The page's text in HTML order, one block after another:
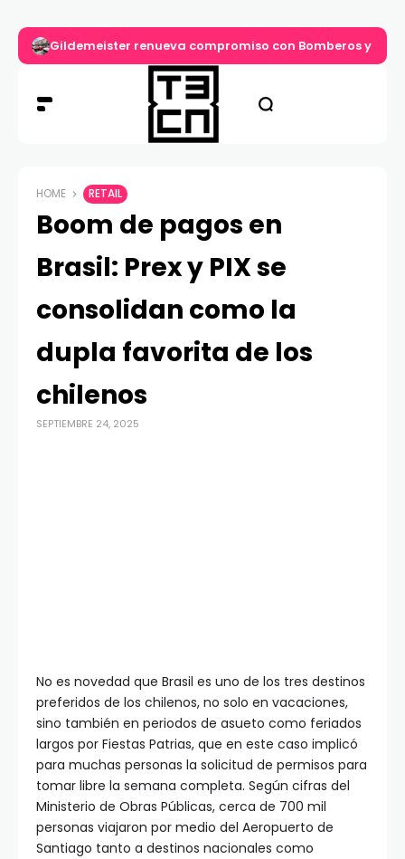
Gildemeister renueva compromiso con Bomberos y
HOME RETAIL
Boom de pagos en
Brasil: Prex y PIX se
consolidan como la
dupla favorita de los
chilenos
SEPTIEMBRE 24, 2025
No es novedad que Brasil es uno de los tres destinos
preferidos de los chilenos, no solo en vacaciones,
sino también en periodos de asueto como feriados
largos por Fiestas Patrias, que en este caso implicó
para muchas personas la solicitud de permisos para
tomar libre la semana completa. Según cifras del
Ministerio de Obras Públicas, cerca de 700 mil
personas viajaron por medio del Aeropuerto de
Santiago tanto a destinos nacionales como